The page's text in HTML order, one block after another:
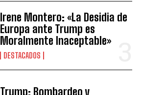
Irene Montero: «La Desidia de
Europa ante Trump es
Moralmente Inaceptable»
DESTACADOS
Trump: Bombardeo y